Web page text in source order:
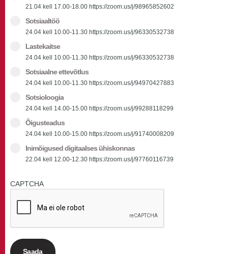
21.04 kell 17.00-18.00 https://zoom.us/j/98965852602
Sotsiaaltöö
24.04 kell 10.00-11.30 https://zoom.us/j/96330532738
Lastekaitse
24.04 kell 10.00-11.30 https://zoom.us/j/96330532738
Sotsiaalne ettevõtlus
24.04 kell 10.00-11.30 https://zoom.us/j/94970427883
Sotsioloogia
24.04 kell 14.00-15.00 https://zoom.us/j/99288118299
Õigusteadus
24.04 kell 10.00-15.00 https://zoom.us/j/91740008209
Inimõigused digitaalses ühiskonnas
22.04 kell 12.00-12.30 https://zoom.us/j/97760116739
CAPTCHA